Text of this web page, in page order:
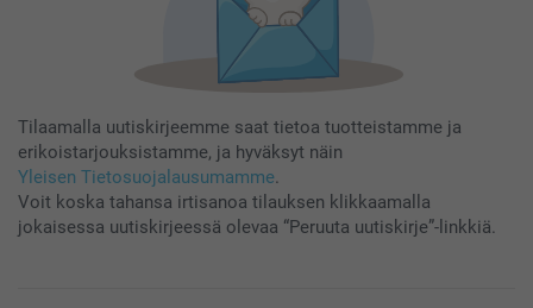
Tilaamalla uutiskirjeemme saat tietoa tuotteistamme ja
erikoistarjouksistamme, ja hyväksyt näin
Yleisen Tietosuojalausumamme.
Voit koska tahansa irtisanoa tilauksen klikkaamalla
jokaisessa uutiskirjeessä olevaa “Peruuta uutiskirje”-linkkiä.